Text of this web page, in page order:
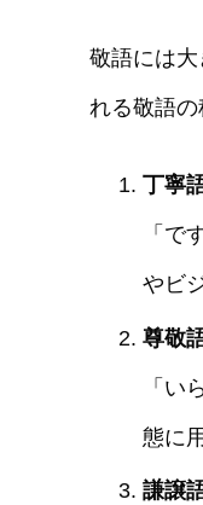
敬語には
れる敬語の
丁寧
「で
やビ
尊敬
「い
態に
謙譲